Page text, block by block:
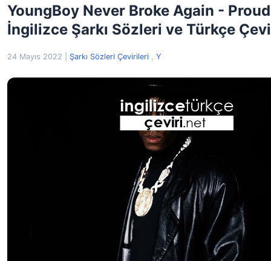
YoungBoy Never Broke Again -
İngilizce Şarkı Sözleri ve Türkçe
24 Mayıs 2022 Şarkı Sözleri Çevirileri , Y